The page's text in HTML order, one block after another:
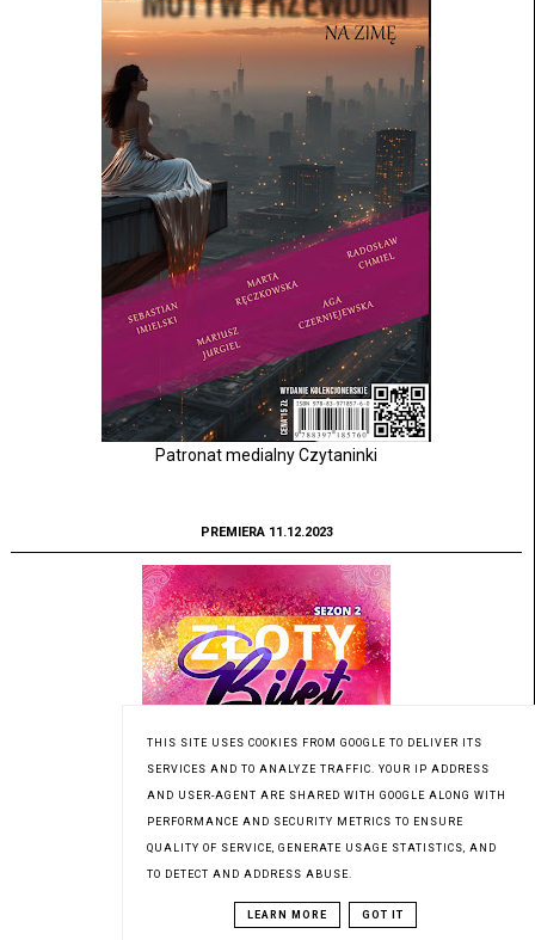
Patronat medialny Czytaninki
PREMIERA 11.12.2023
THIS SITE USES COOKIES FROM GOOGLE TO DELIVER ITS
SERVICES AND TO ANALYZE TRAFFIC. YOUR IP ADDRESS
AND USER-AGENT ARE SHARED WITH GOOGLE ALONG WITH
PERFORMANCE AND SECURITY METRICS TO ENSURE
QUALITY OF SERVICE, GENERATE USAGE STATISTICS, AND
TO DETECT AND ADDRESS ABUSE.
LEARN MORE GOT IT